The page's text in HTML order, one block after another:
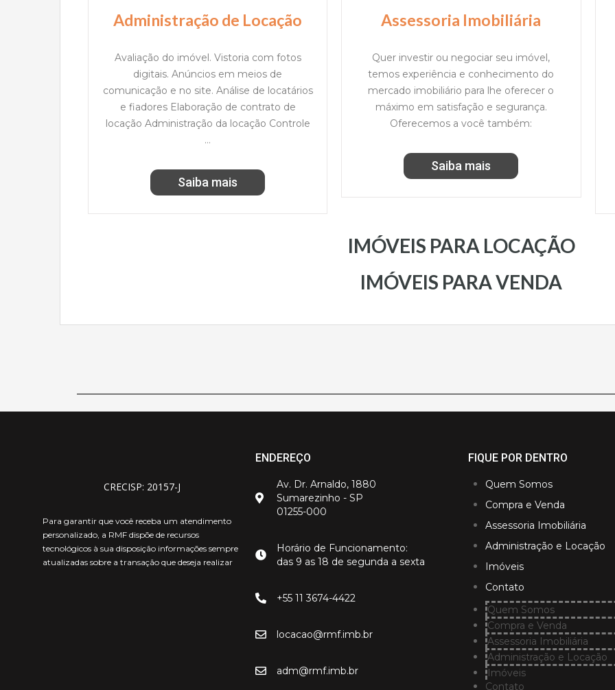
Administração de Locação
Avaliação do imóvel. Vistoria com fotos
digitais. Anúncios em meios de
comunicação e no site. Análise de locatários
e fiadores Elaboração de contrato de
locação Administração da locação Controle
…
Saiba mais
Assessoria Imobiliária
Quer investir ou negociar seu imóvel,
temos experiência e conhecimento do
mercado imobiliário para lhe oferecer o
máximo em satisfação e segurança.
Oferecemos a você também:
Saiba mais
IMÓVEIS PARA LOCAÇÃO​
IMÓVEIS PARA VENDA
CRECISP: 20157-J
Para garantir que você receba um atendimento
personalizado, a RMF dispõe de recursos
tecnológicos à sua disposição informações sempre
atualizadas sobre a transação que deseja realizar
ENDEREÇO
Av. Dr. Arnaldo, 1880
Sumarezinho - SP
01255-000
Horário de Funcionamento:
das 9 as 18 de segunda a sexta
+55 11 3674-4422
locacao@rmf.imb.br
adm@rmf.imb.br
FIQUE POR DENTRO
Quem Somos
Compra e Venda
Assessoria Imobiliária
Administração e Locação
Imóveis
Contato
Quem Somos
Compra e Venda
Assessoria Imobiliária
Administração e Locação
Imóveis
Contato